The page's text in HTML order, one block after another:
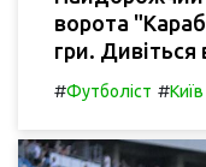
ворота
гри. Дивіться
#Футболіст #Київ